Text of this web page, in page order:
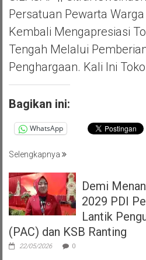
Persatuan Pewarta
Kembali Mengapresiasi
Tengah Melalui
Penghargaan. Kali Ini
Bagikan ini:
WhatsApp
Selengkapnya
Demi
2029 PDI
Lantik
(PAC) dan KSB Ranting
22/05/2026 0